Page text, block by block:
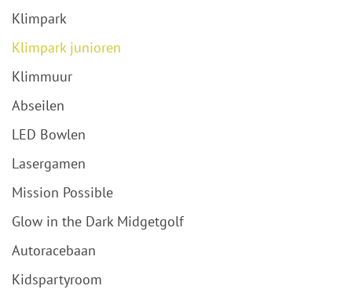
Klimpark
Klimpark junioren
Klimmuur
Abseilen
LED Bowlen
Lasergamen
Mission Possible
Glow in the Dark Midgetgolf
Autoracebaan
Kidspartyroom